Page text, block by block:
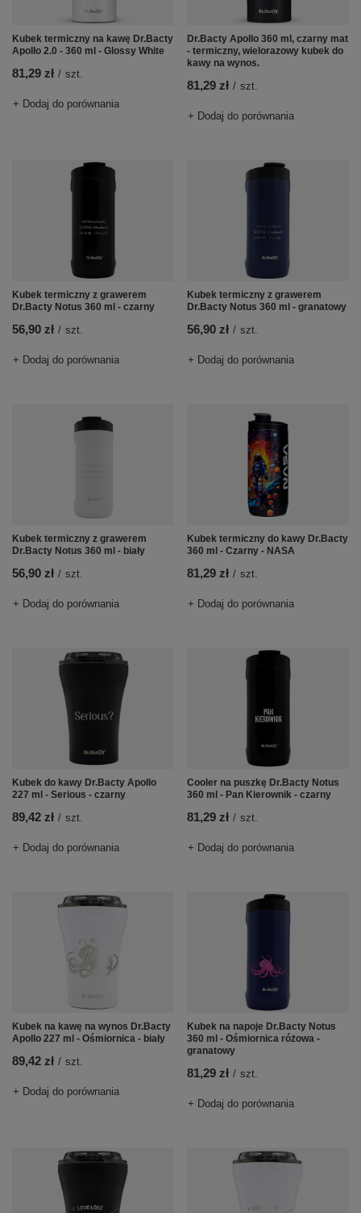
Kubek termiczny na kawę Dr.Bacty
Apollo 2.0 - 360 ml - Glossy White
81,29 zł / szt.
+ Dodaj do porównania
Dr.Bacty Apollo 360 ml, czarny mat
- termiczny, wielorazowy kubek do
kawy na wynos.
81,29 zł / szt.
+ Dodaj do porównania
Kubek termiczny z grawerem
Dr.Bacty Notus 360 ml - czarny
56,90 zł / szt.
+ Dodaj do porównania
Kubek termiczny z grawerem
Dr.Bacty Notus 360 ml - granatowy
56,90 zł / szt.
+ Dodaj do porównania
Kubek termiczny z grawerem
Dr.Bacty Notus 360 ml - biały
56,90 zł / szt.
+ Dodaj do porównania
Kubek termiczny do kawy Dr.Bacty
360 ml - Czarny - NASA
81,29 zł / szt.
+ Dodaj do porównania
Kubek do kawy Dr.Bacty Apollo
227 ml - Serious - czarny
89,42 zł / szt.
+ Dodaj do porównania
Cooler na puszkę Dr.Bacty Notus
360 ml - Pan Kierownik - czarny
81,29 zł / szt.
+ Dodaj do porównania
Kubek na kawę na wynos Dr.Bacty
Apollo 227 ml - Ośmiornica - biały
89,42 zł / szt.
+ Dodaj do porównania
Kubek na napoje Dr.Bacty Notus
360 ml - Ośmiornica różowa -
granatowy
81,29 zł / szt.
+ Dodaj do porównania